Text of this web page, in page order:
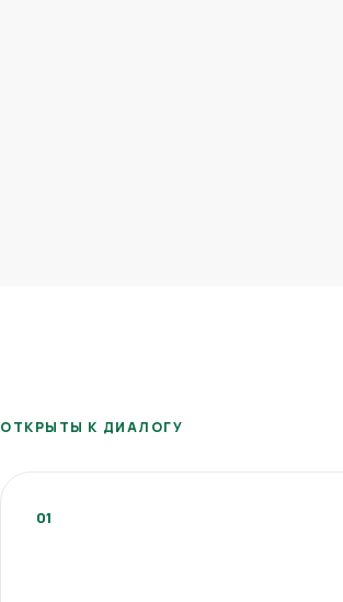
ОТКРЫТЫ К ДИАЛОГУ
01